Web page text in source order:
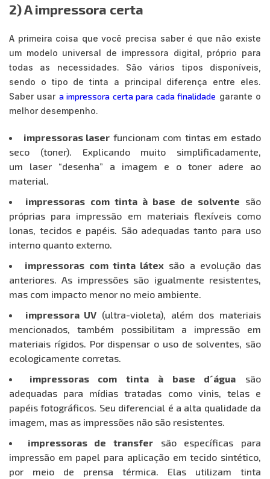
2) A impressora certa
A primeira coisa que você precisa saber é que não existe
um modelo universal de impressora digital, próprio para
todas as necessidades. São vários tipos disponíveis,
sendo o tipo de tinta a principal diferença entre eles.
Saber usar a impressora certa para cada finalidade garante o
melhor desempenho.
impressoras laser funcionam com tintas em estado
seco (toner). Explicando muito simplificadamente,
um laser “desenha” a imagem e o toner adere ao
material.
impressoras com tinta à base de solvente são
próprias para impressão em materiais flexíveis como
lonas, tecidos e papéis. São adequadas tanto para uso
interno quanto externo.
impressoras com tinta látex são a evolução das
anteriores. As impressões são igualmente resistentes,
mas com impacto menor no meio ambiente.
impressora UV (ultra-violeta), além dos materiais
mencionados, também possibilitam a impressão em
materiais rígidos. Por dispensar o uso de solventes, são
ecologicamente corretas.
impressoras com tinta à base d´água são
adequadas para mídias tratadas como vinis, telas e
papéis fotográficos. Seu diferencial é a alta qualidade da
imagem, mas as impressões não são resistentes.
impressoras de transfer são específicas para
impressão em papel para aplicação em tecido sintético,
por meio de prensa térmica. Elas utilizam tinta